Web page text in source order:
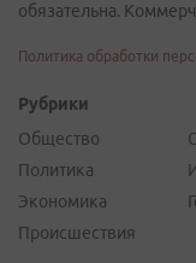
обязательна.
Политика обработки
Рубрики
Общество
Политика
Экономика
Происшествия